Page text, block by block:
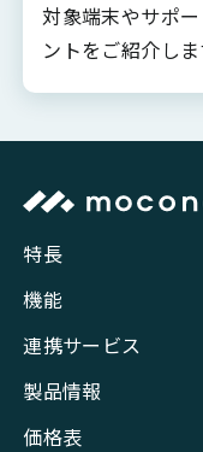
対象端末やサポ
ントをご紹介し
特長
機能
連携サービス
製品情報
価格表